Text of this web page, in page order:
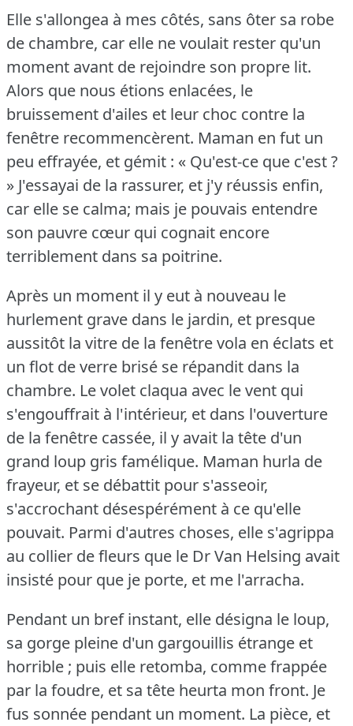
Elle s'allongea à mes côtés, sans ôter sa robe
de chambre, car elle ne voulait rester qu'un
moment avant de rejoindre son propre lit.
Alors que nous étions enlacées, le
bruissement d'ailes et leur choc contre la
fenêtre recommencèrent. Maman en fut un
peu effrayée, et gémit : « Qu'est-ce que c'est ?
» J'essayai de la rassurer, et j'y réussis enfin,
car elle se calma; mais je pouvais entendre
son pauvre cœur qui cognait encore
terriblement dans sa poitrine.
Après un moment il y eut à nouveau le
hurlement grave dans le jardin, et presque
aussitôt la vitre de la fenêtre vola en éclats et
un flot de verre brisé se répandit dans la
chambre. Le volet claqua avec le vent qui
s'engouffrait à l'intérieur, et dans l'ouverture
de la fenêtre cassée, il y avait la tête d'un
grand loup gris famélique. Maman hurla de
frayeur, et se débattit pour s'asseoir,
s'accrochant désespérément à ce qu'elle
pouvait. Parmi d'autres choses, elle s'agrippa
au collier de fleurs que le Dr Van Helsing avait
insisté pour que je porte, et me l'arracha.
Pendant un bref instant, elle désigna le loup,
sa gorge pleine d'un gargouillis étrange et
horrible ; puis elle retomba, comme frappée
par la foudre, et sa tête heurta mon front. Je
fus sonnée pendant un moment. La pièce, et